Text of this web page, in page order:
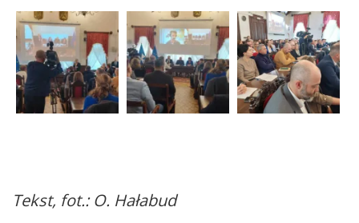
Tekst, fot.: O. Hałabud